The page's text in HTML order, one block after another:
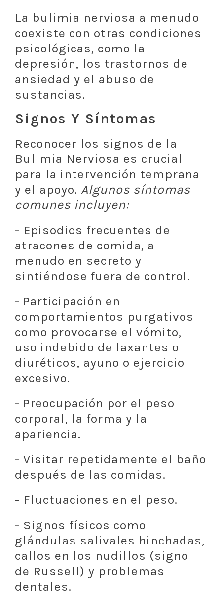
La bulimia nerviosa a menudo
coexiste con otras condiciones
psicológicas, como la
depresión, los trastornos de
ansiedad y el abuso de
sustancias.
Signos Y Síntomas
Reconocer los signos de la
Bulimia Nerviosa es crucial
para la intervención temprana
y el apoyo. Algunos síntomas
comunes incluyen:
- Episodios frecuentes de
atracones de comida, a
menudo en secreto y
sintiéndose fuera de control.
- Participación en
comportamientos purgativos
como provocarse el vómito,
uso indebido de laxantes o
diuréticos, ayuno o ejercicio
excesivo.
- Preocupación por el peso
corporal, la forma y la
apariencia.
- Visitar repetidamente el baño
después de las comidas.
- Fluctuaciones en el peso.
- Signos físicos como
glándulas salivales hinchadas,
callos en los nudillos (signo
de Russell) y problemas
dentales.